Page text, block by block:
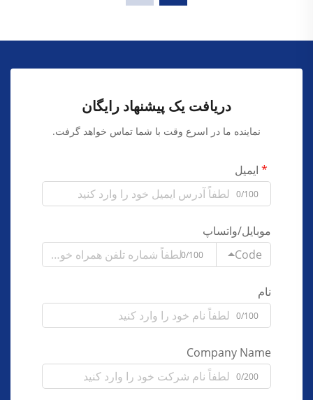
دریافت یک پیشنهاد رایگان
نماینده ما در اسرع وقت با شما تماس خواهد گرفت.
ایمیل
0/100
موبایل/واتساپ
Code
0/100
نام
0/100
Company Name
0/200